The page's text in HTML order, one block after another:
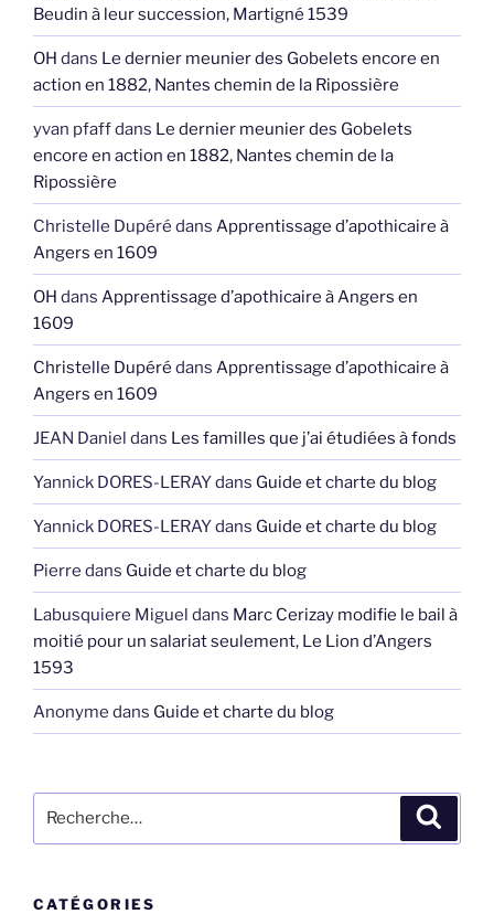
Beudin à leur succession, Martigné 1539
OH dans Le dernier meunier des Gobelets encore en
action en 1882, Nantes chemin de la Ripossière
yvan pfaffdans Le dernier meunier des Gobelets
encore en action en 1882, Nantes chemin de la
Ripossière
Christelle Dupéré dans Apprentissage d’apothicaire à
Angers en 1609
OH dans Apprentissage d’apothicaire à Angers en
1609
Christelle Dupéré dans Apprentissage d’apothicaire à
Angers en 1609
JEAN Daniel dans Les familles que j’ai étudiées à fonds
Yannick DORES-LERAYdans Guide et charte du blog
Yannick DORES-LERAYdans Guide et charte du blog
Pierre dans Guide et charte du blog
Labusquiere Miguel dans Marc Cerizay modifie le bail à
moitié pour un salariat seulement, Le Lion d’Angers
1593
Anonyme dans Guide et charte du blog
pour
CATÉGORIES